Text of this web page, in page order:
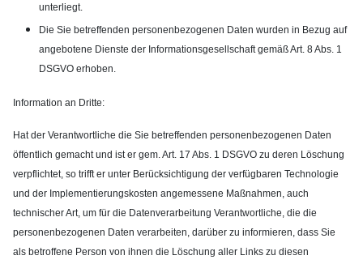
unterliegt.
Die Sie betreffenden personenbezogenen Daten wurden in Bezug auf
angebotene Dienste der Informationsgesellschaft gemäß Art. 8 Abs. 1
DSGVO erhoben.
Information an Dritte:
Hat der Verantwortliche die Sie betreffenden personenbezogenen Daten
öffentlich gemacht und ist er gem. Art. 17 Abs. 1 DSGVO zu deren Löschung
verpflichtet, so trifft er unter Berücksichtigung der verfügbaren Technologie
und der Implementierungskosten angemessene Maßnahmen, auch
technischer Art, um für die Datenverarbeitung Verantwortliche, die die
personenbezogenen Daten verarbeiten, darüber zu informieren, dass Sie
als betroffene Person von ihnen die Löschung aller Links zu diesen